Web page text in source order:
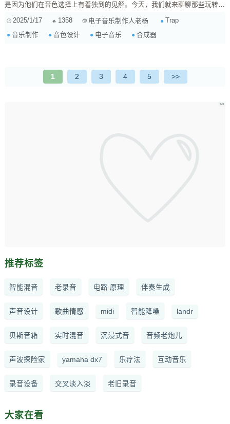
是因为他们在音色选择上有着独到的见解。今天，我们就来聊聊那些玩转
情绪的基础。但并非所有 808 低音都一样。那些顶尖的 Trap 制作...
2025/1/17 1358 电子音乐制作人老杨
Trap
音乐制作
音色设计 电子音乐 合成器
1 2 3 4 5 >>
推荐标签
智能混音 老录音 电路 原理 伴奏生成
声音设计 歌曲情感 midi 智能降噪 landr
贝斯音箱 实时混音 沉浸式音 音频老炮儿
声波探险家 yamaha dx7 乐疗法 互动音乐
录音设备 交叉淡入淡 老旧录音
大家在看